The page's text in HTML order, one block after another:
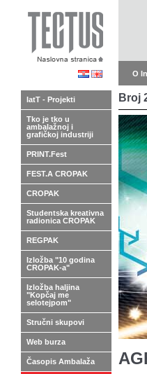
O
Broj
IatT - Projekti
Tko je tko u
ambalažnoj i
grafičkoj industriji
PRINT.Fest
FEST.A CROPAK
CROPAK
Studentska kreativna
radionica CROPAK
REGPAK
Izložba "10 godina
CROPAK-a"
Izložba haljina
"Kopčaj me
selotejpom"
Stručni skupovi
Web burza
Časopis Ambalaža